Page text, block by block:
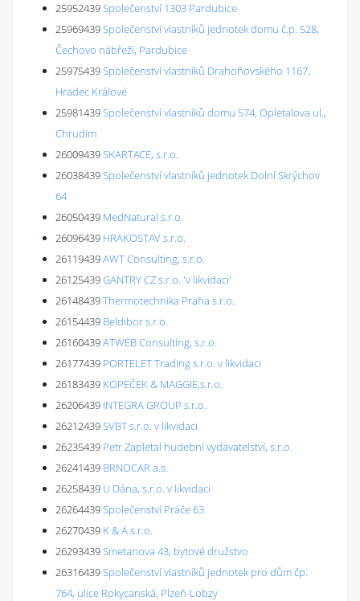
25952439Společenství 1303 Pardubice
25969439Společenství vlastníků jednotek domu č.p. 528,
Čechovo nábřeží, Pardubice
25975439Společenství vlastníků Drahoňovského 1167,
Hradec Králové
25981439Společenství vlastníků domu 574, Opletalova ul.,
Chrudim
26009439SKARTACE, s.r.o.
26038439Společenství vlastníků jednotek Dolní Skrýchov
64
26050439 MedNatural s.r.o.
26096439 HRAKOSTAV s.r.o.
26119439AWT Consulting, s.r.o.
26125439GANTRY CZ s.r.o. 'v likvidaci'
26148439Thermotechnika Praha s.r.o.
26154439 Beldibor s.r.o.
26160439ATWEB Consulting, s.r.o.
26177439 PORTELET Trading s.r.o. v likvidaci
26183439 KOPEČEK & MAGGIE,s.r.o.
26206439 INTEGRA GROUP s.r.o.
26212439SVBT s.r.o. v likvidaci
26235439 Petr Zapletal hudební vydavatelství, s.r.o.
26241439 BRNOCAR a.s.
26258439 U Dána, s.r.o. v likvidaci
26264439Společenství Práče 63
26270439 K & A s.r.o.
26293439Smetanova 43, bytové družstvo
26316439Společenství vlastníků jednotek pro dům čp.
764, ulice Rokycanská, Plzeň-Lobzy